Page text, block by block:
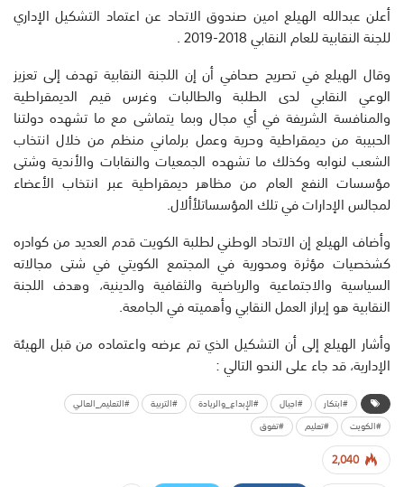
أعلن عبدالله الهيلع امين صندوق الاتحاد عن اعتماد التشكيل الإداري
للجنة النقابية للعام النقابي 2018-2019 .
وقال الهيلع في تصريح صحافي أن إن اللجنة النقابية تهدف إلى تعزيز
الوعي النقابي لدى الطلبة والطالبات وغرس قيم الديمقراطية
والمنافسة الشريفة في أي مجال وبما يتماشى مع ما تشهده دولتنا
الحبيبة من ديمقراطية وحرية وعمل برلماني منظم من خلال انتخاب
الشعب لنوابه وكذلك ما تشهده الجمعيات والنقابات والأندية وشتى
مؤسسات النفع العام من مظاهر ديمقراطية عبر انتخاب الأعضاء
لمجالس الإدارات في تلك المؤسساتلأألال.
وأضاف الهيلع إن الاتحاد الوطني لطلبة الكويت قدم العديد من كوادره
كشخصيات مؤثرة ومحورية في المجتمع الكويتي في شتى مجالاته
السياسية والاجتماعية والرياضية والثقافية والدينية، وهدف اللجنة
النقابية هو إبراز العمل النقابي وأهميته في الجامعة.
وأشار الهيلع إلى أن التشكيل الذي تم عرضه واعتماده من قبل الهيئة
الإدارية، قد جاء على النحو التالي :
#ابتكار #اجيال #الإبداع_والريادة #التربية
#التعليم_العالي
#الكويت
#تعليم #تفوق
2,040